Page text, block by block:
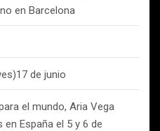
en Barcelona
de junio
el mundo, Aria Vega
España el 5 y 6 de